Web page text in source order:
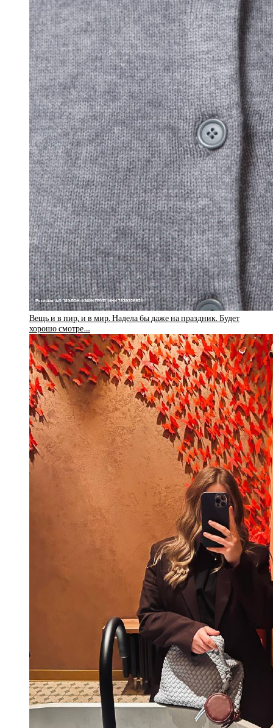
Вещь и в пир, и в мир. Надела бы даже на праздник. Будет
хорошо смотре…